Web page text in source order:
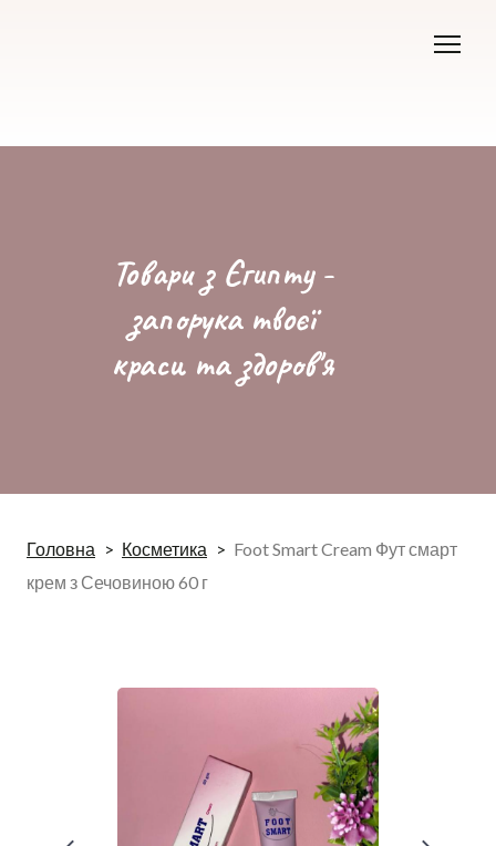
Товари з Єгипту -
запорука твоєї
краси та здоров'я
Головна Косметика
Foot Smart Cream Фут смарт
крем з Сечовиною 60 г